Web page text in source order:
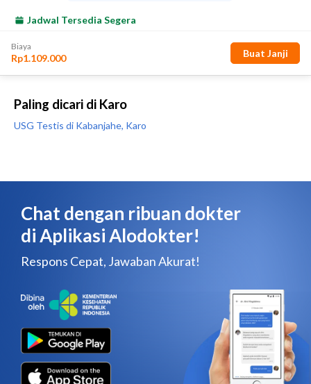
Paling dicari di Karo
USG Testis di Kabanjahe, Karo